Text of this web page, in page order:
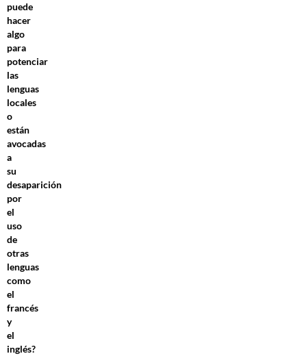
puede
hacer
algo
para
potenciar
las
lenguas
locales
o
están
avocadas
a
su
desaparición
por
el
uso
de
otras
lenguas
como
el
francés
y
el
inglés?